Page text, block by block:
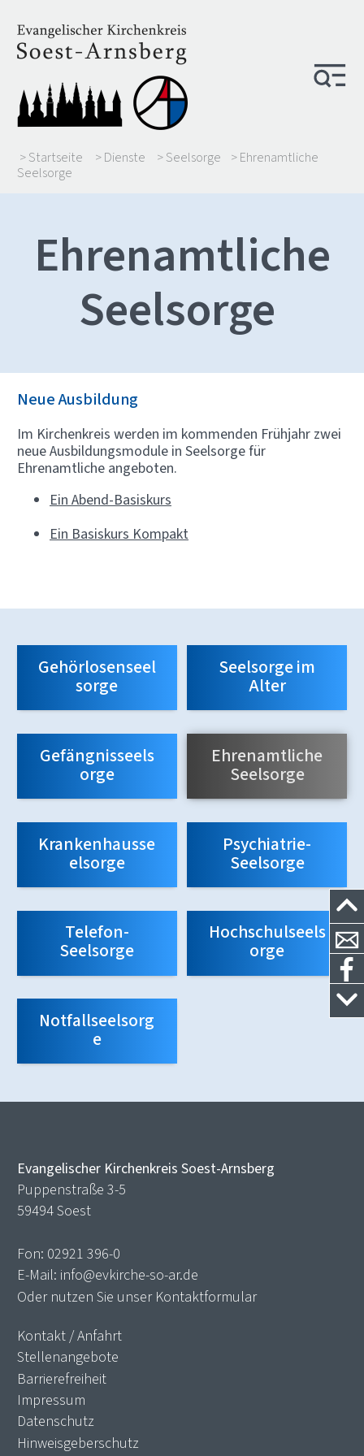
> Startseite > Dienste > Seelsorge
> Ehrenamtliche
Seelsorge
Ehrenamtliche
Seelsorge
Neue Ausbildung
Im Kirchenkreis werden im kommenden Frühjahr zwei
neue Ausbildungsmodule in Seelsorge für
Ehrenamtliche angeboten.
Ein Abend-Basiskurs
Ein Basiskurs Kompakt
Gehörlosenseel
sorge
Seelsorge im
Alter
Gefängnisseels
orge
Ehrenamtliche
Seelsorge
Krankenhausse
elsorge
Psychiatrie-
Seelsorge
Telefon-
Seelsorge
Hochschulseels
orge
Notfallseelsorg
e
Evangelischer Kirchenkreis Soest-Arnsberg
Puppenstraße 3-5
59494 Soest
Fon: 02921 396-0
E-Mail: info@evkirche-so-ar.de
Oder nutzen Sie unser Kontaktformular
Kontakt / Anfahrt
Stellenangebote
Barrierefreiheit
Impressum
Datenschutz
Hinweisgeberschutz